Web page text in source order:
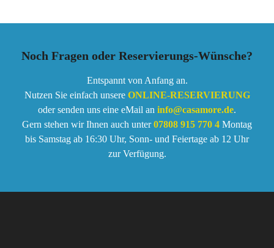
Noch Fragen oder Reservierungs-Wünsche?
Entspannt von Anfang an.
Nutzen Sie einfach unsere ONLINE-RESERVIERUNG
oder senden uns eine eMail an info@casamore.de.
Gern stehen wir Ihnen auch unter07808 915 770 4 Montag
bis Samstag ab 16:30 Uhr, Sonn- und Feiertage ab 12 Uhr
zur Verfügung.